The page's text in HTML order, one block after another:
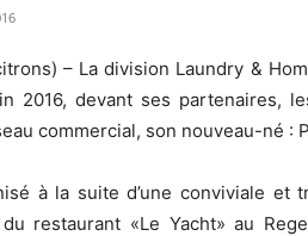
– La division Laundry &
2016, devant ses partenaires,
commercial, son nouveau-né :
à la suite d’une conviviale
restaurant «Le Yacht» au